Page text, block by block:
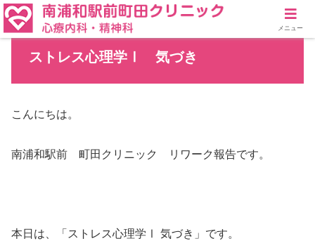
ストレス心理学Ⅰ 気づき
こんにちは。
南浦和駅前 町田クリニック リワーク報告です。
本日は、「ストレス心理学Ⅰ 気づき」です。
メニュー